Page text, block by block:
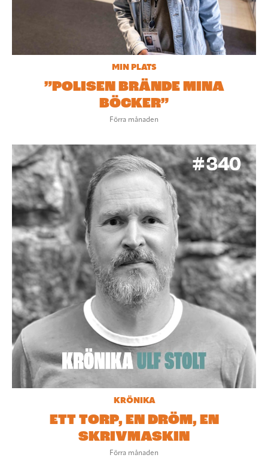
MIN PLATS
”POLISEN BRÄNDE MINA
BÖCKER”
Förra månaden
KRÖNIKA
ETT TORP, EN DRÖM, EN
SKRIVMASKIN
Förra månaden